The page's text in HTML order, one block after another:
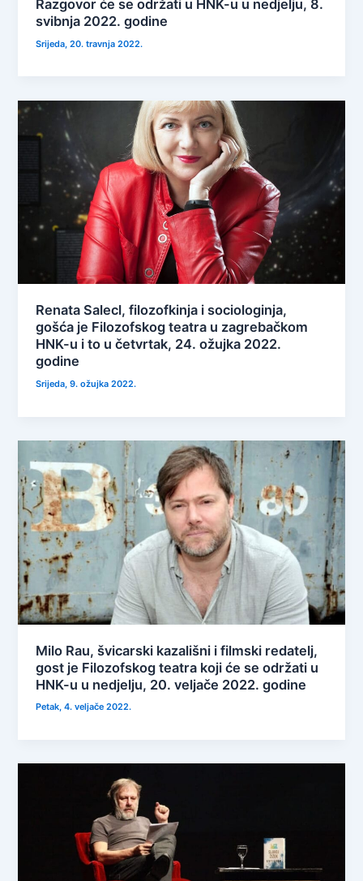
Razgovor će se održati u HNK-u u nedjelju, 8.
svibnja 2022. godine
Srijeda, 20. travnja 2022.
Renata Salecl, filozofkinja i sociologinja,
gošća je Filozofskog teatra u zagrebačkom
HNK-u i to u četvrtak, 24. ožujka 2022.
godine
Srijeda, 9. ožujka 2022.
Milo Rau, švicarski kazališni i filmski redatelj,
gost je Filozofskog teatra koji će se održati u
HNK-u u nedjelju, 20. veljače 2022. godine
Petak, 4. veljače 2022.